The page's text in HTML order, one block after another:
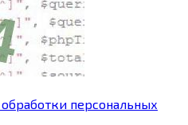
персональных